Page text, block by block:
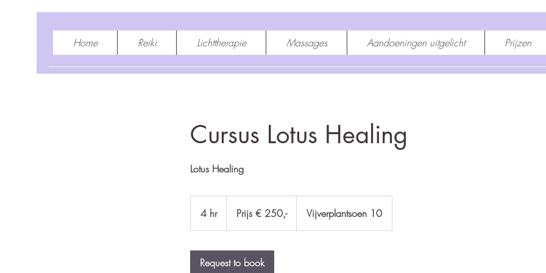
Home Reiki Lichttherapie Massages Aandoeningen uitgelicht Prijzen
Cursus Lotus Healing
Lotus Healing
4 hr4
h
250,-Prijs € 250,- Vijverplantsoen 10
Request to book